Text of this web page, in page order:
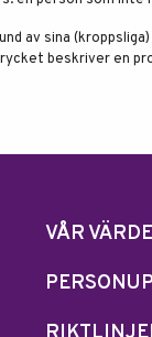
av sina
beskriver en
VÅR